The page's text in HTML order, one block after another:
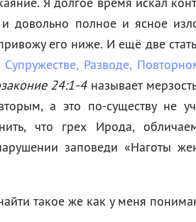
довольно полное и ясное
его ниже. И ещё две
Супружестве, Разводе,
24:1-4называет
а это по-существу не
что грех Ирода,
заповеди
Наготы
такое же как у меня